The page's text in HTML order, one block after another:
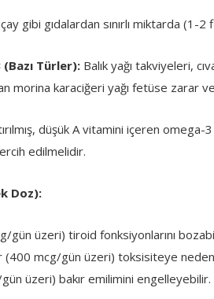
gibi gıdalardan sınırlı miktarda (1-2
(Bazı Türler): Balık yağı takviyeleri,
morina karaciğeri yağı fetüse zarar
düşük A vitamini içeren omega-
edilmelidir.
Doz):
gün üzeri) tiroid fonksiyonlarını
(400 mcg/gün üzeri) toksisiteye
gün üzeri) bakır emilimini engelleyebilir.